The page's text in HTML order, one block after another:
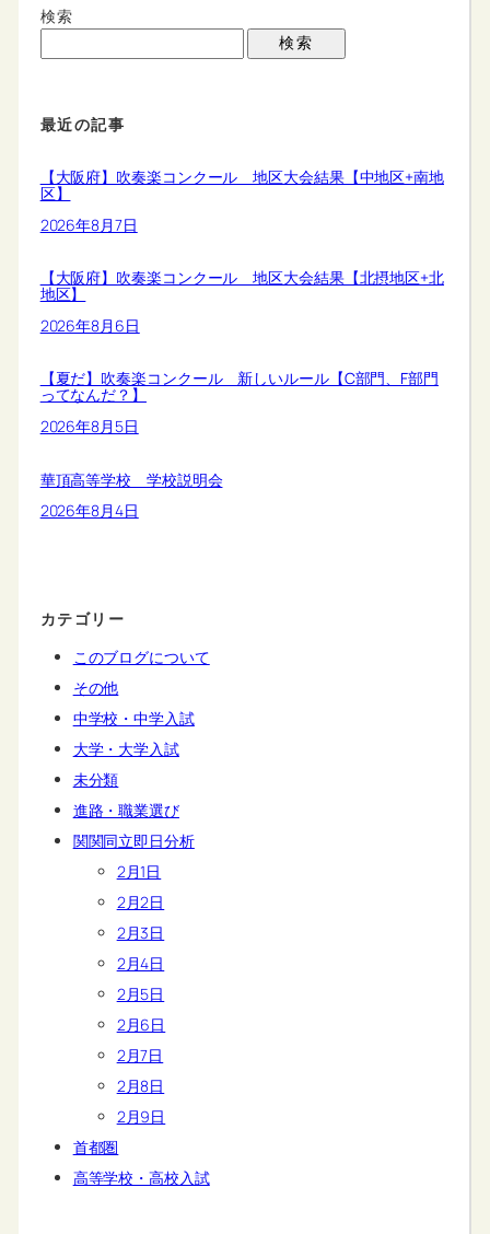
検索
検索
最近の記事
【大阪府】吹奏楽コンクール 地区大会結果【中地区+南地
区】
2026年8月7日
【大阪府】吹奏楽コンクール 地区大会結果【北摂地区+北
地区】
2026年8月6日
【夏だ】吹奏楽コンクール 新しいルール【C部門、F部門
ってなんだ？】
2026年8月5日
華頂高等学校 学校説明会
2026年8月4日
カテゴリー
このブログについて
その他
中学校・中学入試
大学・大学入試
未分類
進路・職業選び
関関同立即日分析
2月1日
2月2日
2月3日
2月4日
2月5日
2月6日
2月7日
2月8日
2月9日
首都圏
高等学校・高校入試